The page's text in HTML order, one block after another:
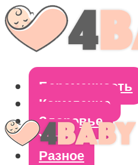
Беременность
Кормление
Здоровье
Уход
Разное